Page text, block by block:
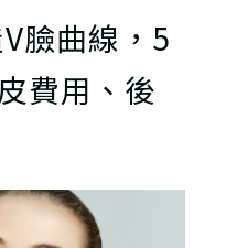
臉曲線，5
費用、後